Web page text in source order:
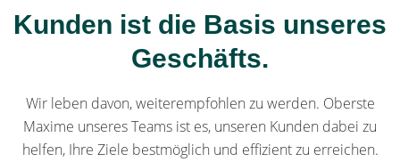
Kunden ist die Basis unseres
Geschäfts.
Wir leben davon, weiterempfohlen zu werden. Oberste
Maxime unseres Teams ist es, unseren Kunden dabei zu
helfen, Ihre Ziele bestmöglich und effizient zu erreichen.